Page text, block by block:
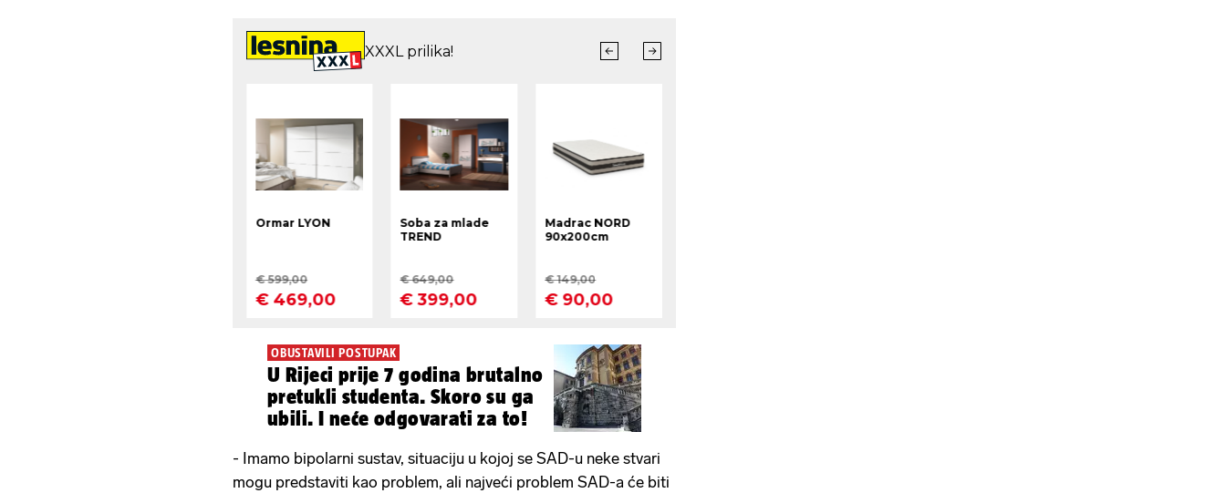
OBUSTAVILI POSTUPAK
U Rijeci prije 7 godina brutalno
pretukli studenta. Skoro su ga
ubili. I neće odgovarati za to!
- Imamo bipolarni sustav, situaciju u kojoj se SAD-u neke stvari
mogu predstaviti kao problem, ali najveći problem SAD-a će biti